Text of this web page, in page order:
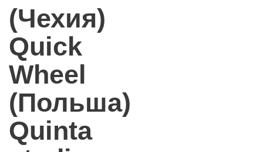
(Чехия)
Quick
Wheel
(Польша)
Quinta